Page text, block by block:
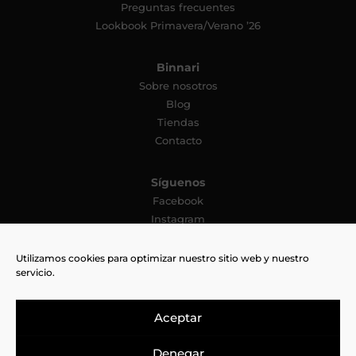
Utilizamos cookies para optimizar nuestro sitio web y nuestro
servicio.
Aceptar
Denegar
Preguntas frecuentes
Lookbook Primavera/Verano ’26
Binnari
Sobre nosotros
Blog
Tiendas
Contacto
Síguenos
Facebook
Instagram
Pinterest